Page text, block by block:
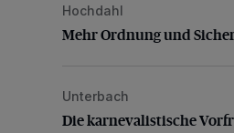
Mehr Ordnung und
Hochdahl
Mehr Ordnung und
Die karnevalistische
Unterbach
Die karnevalistische